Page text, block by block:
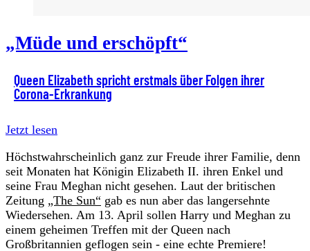
„Müde und erschöpft“
Queen Elizabeth spricht erstmals über Folgen ihrer
Corona-Erkrankung
Jetzt lesen
Höchstwahrscheinlich ganz zur Freude ihrer Familie, denn
seit Monaten hat Königin Elizabeth II. ihren Enkel und
seine Frau Meghan nicht gesehen. Laut der britischen
Zeitung „The Sun“ gab es nun aber das langersehnte
Wiedersehen. Am 13. April sollen Harry und Meghan zu
einem geheimen Treffen mit der Queen nach
Großbritannien geflogen sein - eine echte Premiere!